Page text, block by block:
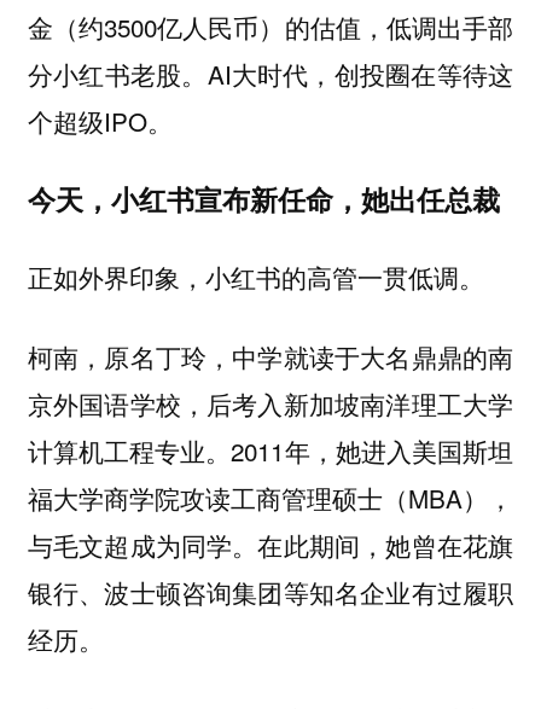
金（约3500亿人民币）的估值，低调出手部
分小红书老股。AI大时代，创投圈在等待这
个超级IPO。
今天，小红书宣布新任命，她出任总裁
正如外界印象，小红书的高管一贯低调。
柯南，原名丁玲，中学就读于大名鼎鼎的南
京外国语学校，后考入新加坡南洋理工大学
计算机工程专业。2011年，她进入美国斯坦
福大学商学院攻读工商管理硕士（MBA），
与毛文超成为同学。在此期间，她曾在花旗
银行、波士顿咨询集团等知名企业有过履职
经历。